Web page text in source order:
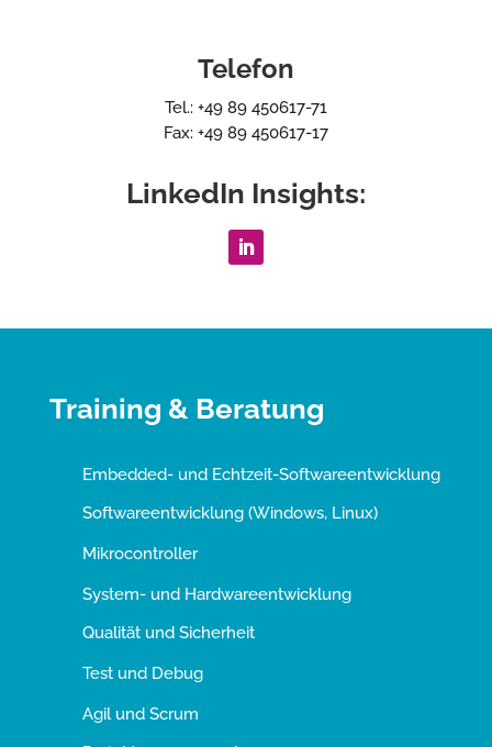
Telefon
Tel.: +49 89 450617-71
Fax: +49 89 450617-17
LinkedIn Insights:
Training & Beratung
Embedded- und Echtzeit-Softwareentwicklung
Softwareentwicklung (Windows, Linux)
Mikrocontroller
System- und Hardwareentwicklung
Qualität und Sicherheit
Test und Debug
Agil und Scrum